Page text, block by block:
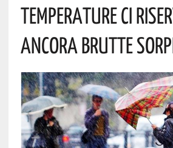
TEMPERATURE CI
ANCORA BRUTTE